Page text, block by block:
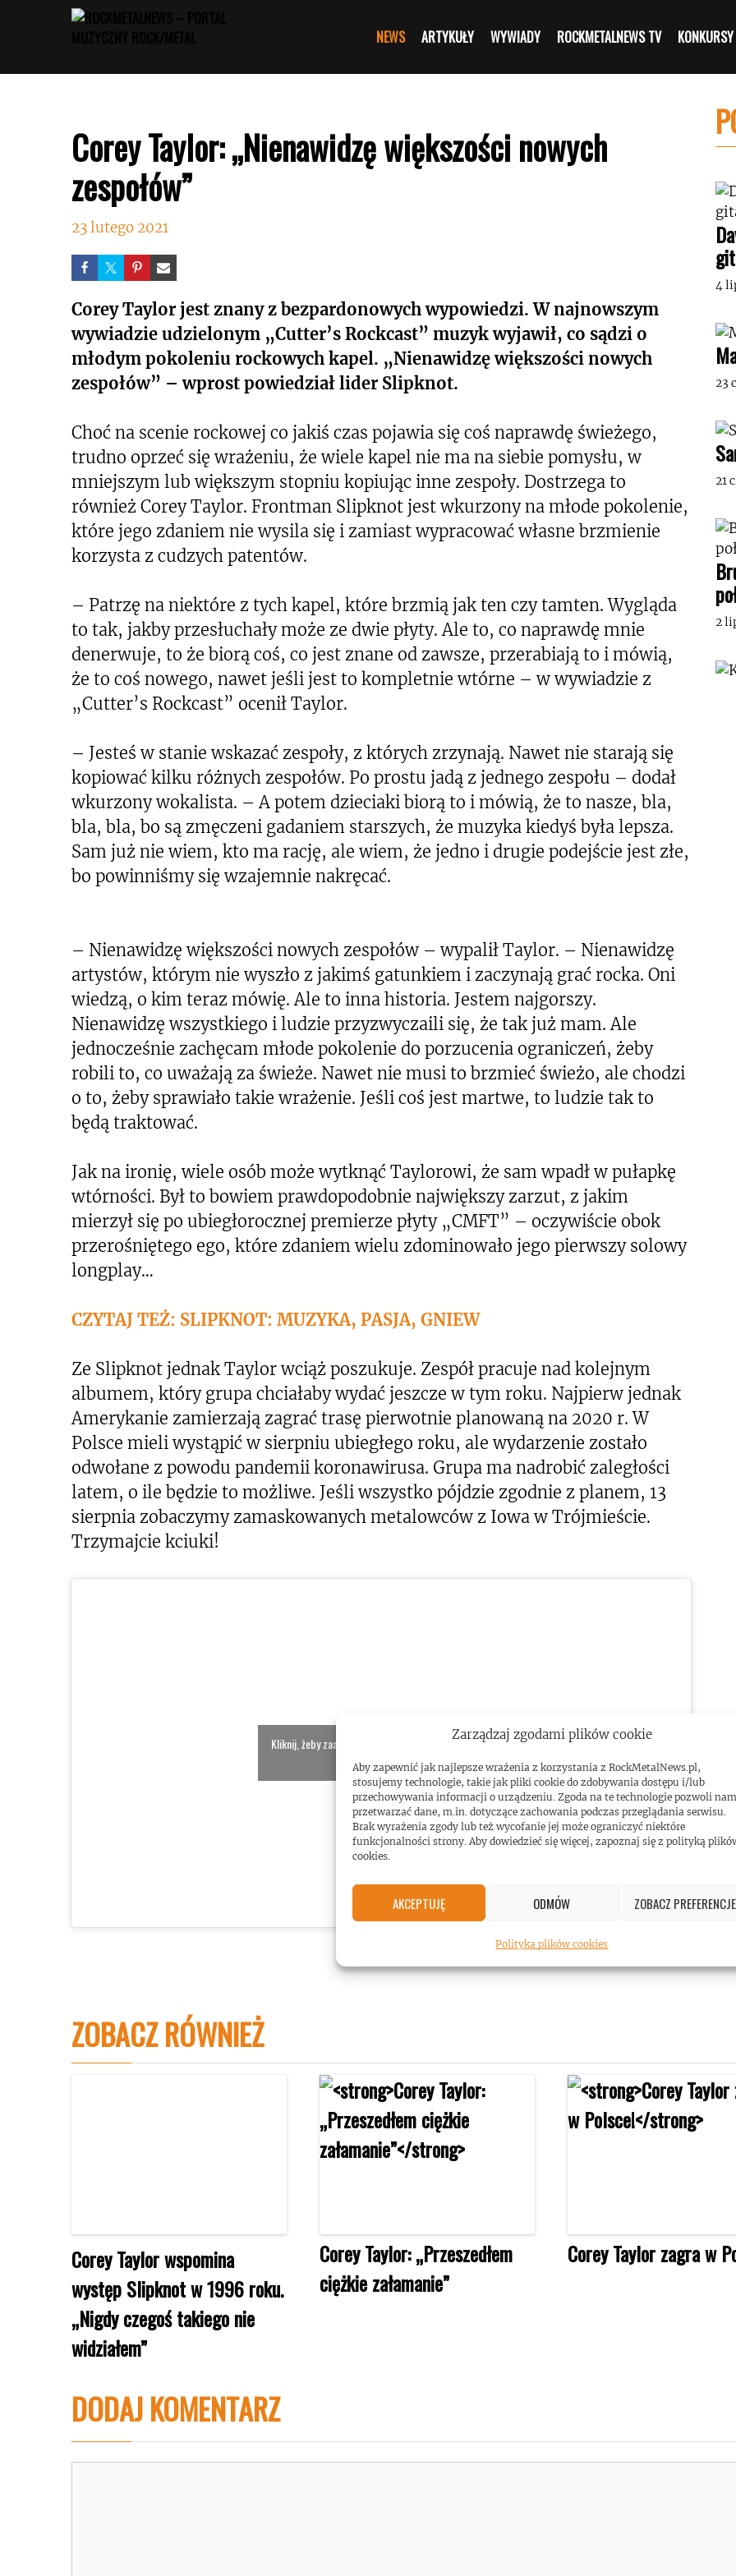
Zarządzaj zgodami plików cookie
Aby zapewnić jak najlepsze wrażenia z korzystania z RockMetalNews.pl,
stosujemy technologie, takie jak pliki cookie do zdobywania dostępu i/lub
przechowywania informacji o urządzeniu. Zgoda na te technologie pozwoli nam
przetwarzać dane, m.in. dotyczące zachowania podczas przeglądania serwisu.
Brak wyrażenia zgody lub też wycofanie jej może ograniczyć niektóre
funkcjonalności strony. Aby dowiedzieć się więcej, zapoznaj się z polityką
cookies.
AKCEPTUJĘ ODMÓW ZOBACZ PREFERENCJE
Polityka plików cookies
NEWS ARTYKUŁY WYWIADY ROCKMETALNEWS TV KONKURSY
Corey Taylor: „Nienawidzę większości nowych
zespołów”
23 lutego 2021
Corey Taylor jest znany z bezpardonowych wypowiedzi. W najnowszym
wywiadzie udzielonym „Cutter’s Rockcast” muzyk wyjawił, co sądzi o
młodym pokoleniu rockowych kapel. „Nienawidzę większości nowych
zespołów” – wprost powiedział lider Slipknot.
Choć na scenie rockowej co jakiś czas pojawia się coś naprawdę świeżego,
trudno oprzeć się wrażeniu, że wiele kapel nie ma na siebie pomysłu, w
mniejszym lub większym stopniu kopiując inne zespoły. Dostrzega to
również Corey Taylor. Frontman Slipknot jest wkurzony na młode pokolenie,
które jego zdaniem nie wysila się i zamiast wypracować własne brzmienie
korzysta z cudzych patentów.
– Patrzę na niektóre z tych kapel, które brzmią jak ten czy tamten. Wygląda
to tak, jakby przesłuchały może ze dwie płyty. Ale to, co naprawdę mnie
denerwuje, to że biorą coś, co jest znane od zawsze, przerabiają to i mówią,
że to coś nowego, nawet jeśli jest to kompletnie wtórne – w wywiadzie z
„Cutter’s Rockcast” ocenił Taylor.
– Jesteś w stanie wskazać zespoły, z których zrzynają. Nawet nie starają się
kopiować kilku różnych zespołów. Po prostu jadą z jednego zespołu – dodał
wkurzony wokalista. – A potem dzieciaki biorą to i mówią, że to nasze, bla,
bla, bla, bo są zmęczeni gadaniem starszych, że muzyka kiedyś była lepsza.
Sam już nie wiem, kto ma rację, ale wiem, że jedno i drugie podejście jest złe,
bo powinniśmy się wzajemnie nakręcać.
– Nienawidzę większości nowych zespołów – wypalił Taylor. – Nienawidzę
artystów, którym nie wyszło z jakimś gatunkiem i zaczynają grać rocka. Oni
wiedzą, o kim teraz mówię. Ale to inna historia. Jestem najgorszy.
Nienawidzę wszystkiego i ludzie przyzwyczaili się, że tak już mam. Ale
jednocześnie zachęcam młode pokolenie do porzucenia ograniczeń, żeby
robili to, co uważają za świeże. Nawet nie musi to brzmieć świeżo, ale chodzi
o to, żeby sprawiało takie wrażenie. Jeśli coś jest martwe, to ludzie tak to
będą traktować.
Jak na ironię, wiele osób może wytknąć Taylorowi, że sam wpadł w pułapkę
wtórności. Był to bowiem prawdopodobnie największy zarzut, z jakim
mierzył się po ubiegłorocznej premierze płyty „CMFT” – oczywiście obok
przerośniętego ego, które zdaniem wielu zdominowało jego pierwszy solowy
longplay…
CZYTAJ TEŻ: SLIPKNOT: MUZYKA, PASJA, GNIEW
Ze Slipknot jednak Taylor wciąż poszukuje. Zespół pracuje nad kolejnym
albumem, który grupa chciałaby wydać jeszcze w tym roku. Najpierw jednak
Amerykanie zamierzają zagrać trasę pierwotnie planowaną na 2020 r. W
Polsce mieli wystąpić w sierpniu ubiegłego roku, ale wydarzenie zostało
odwołane z powodu pandemii koronawirusa. Grupa ma nadrobić zaległości
latem, o ile będzie to możliwe. Jeśli wszystko pójdzie zgodnie z planem, 13
sierpnia zobaczymy zamaskowanych metalowców z Iowa w Trójmieście.
Trzymajcie kciuki!
Kliknij, żeby zaakceptować marketing pliki cookies i
włączyć tę treść
4
23
21
2
ZOBACZ RÓWNIEŻ
Corey Taylor wspomina
występ Slipknot w 1996 roku.
„Nigdy czegoś takiego nie
widziałem”
Corey Taylor: „Przeszedłem
ciężkie załamanie”
Corey Taylor zagra w
DODAJ KOMENTARZ